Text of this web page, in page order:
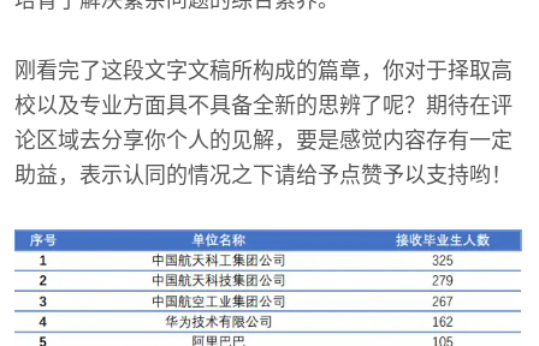
刚看完了这段文字文稿所构成的篇章，你对于择取高
校以及专业方面具不具备全新的思辨了呢？期待在评
论区域去分享你个人的见解，要是感觉内容存有一定
助益，表示认同的情况之下请给予点赞予以支持哟！